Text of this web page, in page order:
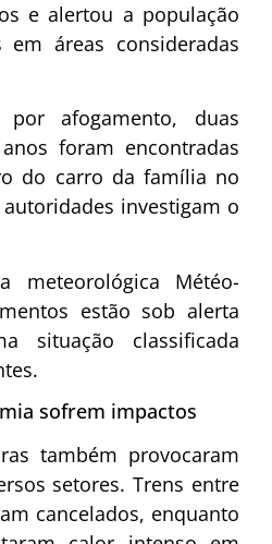
e alertou a população
áreas consideradas
afogamento, duas
foram encontradas
do carro da família no
investigam o
meteorológica Météo-
estão sob alerta
situação classificada
sofrem impactos
também provocaram
setores. Trens entre
cancelados, enquanto